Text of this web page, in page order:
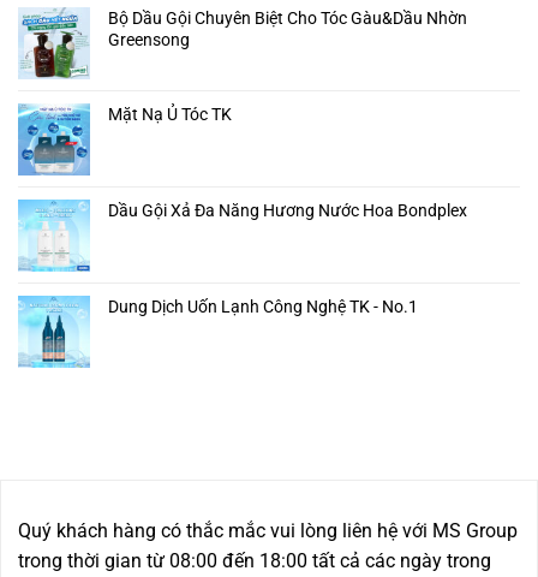
Bộ Dầu Gội Chuyên Biệt Cho Tóc Gàu&Dầu Nhờn
Greensong
Mặt Nạ Ủ Tóc TK
Dầu Gội Xả Đa Năng Hương Nước Hoa Bondplex
Dung Dịch Uốn Lạnh Công Nghệ TK - No.1
Quý khách hàng có thắc mắc vui lòng liên hệ với MS Group
trong thời gian từ 08:00 đến 18:00 tất cả các ngày trong